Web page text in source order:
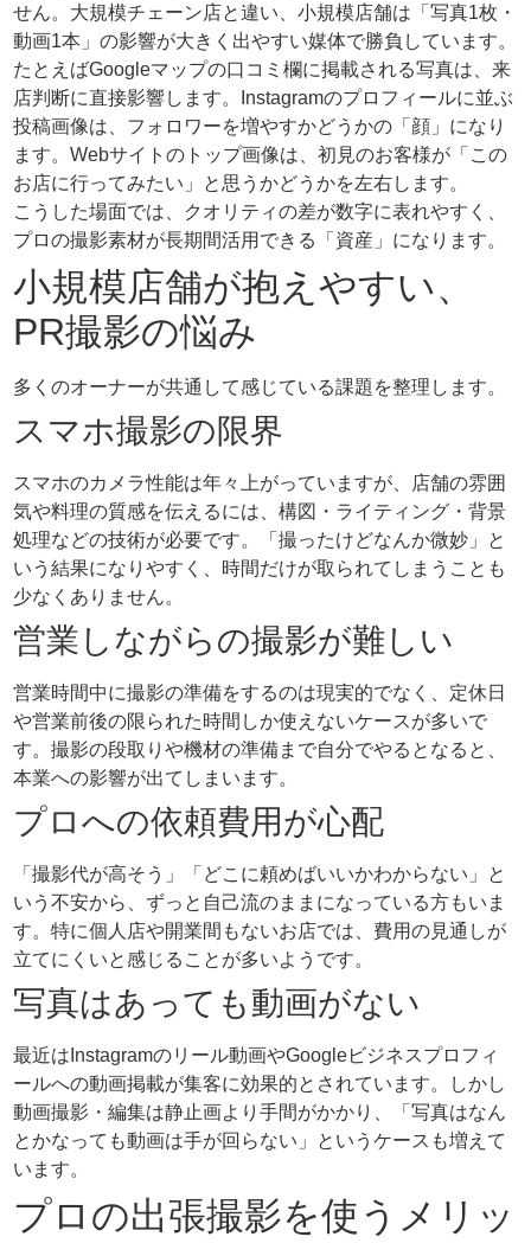
せん。大規模チェーン店と違い、小規模店舗は「写真1枚・
動画1本」の影響が大きく出やすい媒体で勝負しています。
たとえばGoogleマップの口コミ欄に掲載される写真は、来
店判断に直接影響します。Instagramのプロフィールに並ぶ
投稿画像は、フォロワーを増やすかどうかの「顔」になり
ます。Webサイトのトップ画像は、初見のお客様が「この
お店に行ってみたい」と思うかどうかを左右します。
こうした場面では、クオリティの差が数字に表れやすく、
プロの撮影素材が長期間活用できる「資産」になります。
小規模店舗が抱えやすい、
PR撮影の悩み
多くのオーナーが共通して感じている課題を整理します。
スマホ撮影の限界
スマホのカメラ性能は年々上がっていますが、店舗の雰囲
気や料理の質感を伝えるには、構図・ライティング・背景
処理などの技術が必要です。「撮ったけどなんか微妙」と
いう結果になりやすく、時間だけが取られてしまうことも
少なくありません。
営業しながらの撮影が難しい
営業時間中に撮影の準備をするのは現実的でなく、定休日
や営業前後の限られた時間しか使えないケースが多いで
す。撮影の段取りや機材の準備まで自分でやるとなると、
本業への影響が出てしまいます。
プロへの依頼費用が心配
「撮影代が高そう」「どこに頼めばいいかわからない」と
いう不安から、ずっと自己流のままになっている方もいま
す。特に個人店や開業間もないお店では、費用の見通しが
立てにくいと感じることが多いようです。
写真はあっても動画がない
最近はInstagramのリール動画やGoogleビジネスプロフィ
ールへの動画掲載が集客に効果的とされています。しかし
動画撮影・編集は静止画より手間がかかり、「写真はなん
とかなっても動画は手が回らない」というケースも増えて
います。
プロの出張撮影を使うメリッ